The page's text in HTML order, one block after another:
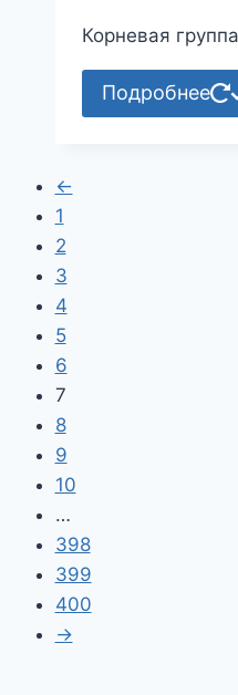
Корневая группа
Подробнее
←
1
2
3
4
5
6
7
8
9
10
…
398
399
400
→